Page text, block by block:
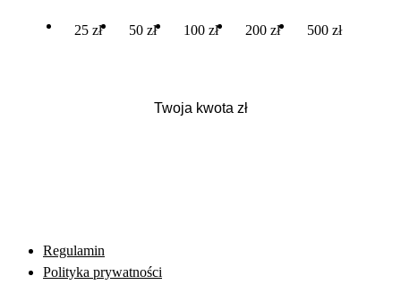
25 zł 50 zł 100 zł 200 zł 500 zł
Regulamin
Polityka prywatności